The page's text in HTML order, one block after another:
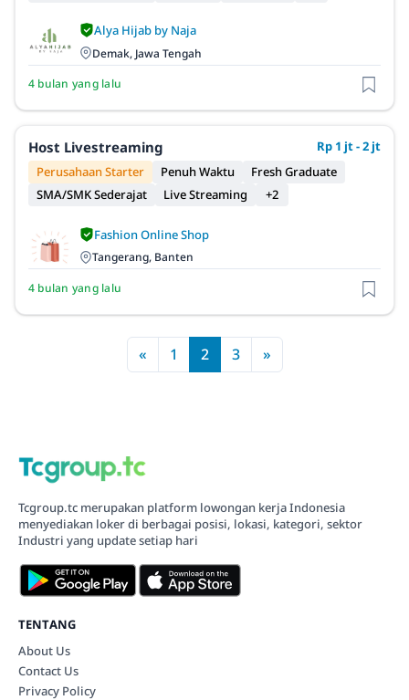
Alya Hijab by Naja
Demak, Jawa Tengah
4 bulan yang lalu
Host Livestreaming
Rp 1 jt - 2 jt
Perusahaan Starter
Penuh Waktu
Fresh Graduate
SMA/SMK Sederajat
Live Streaming +2
Fashion Online Shop
Tangerang, Banten
4 bulan yang lalu
« 1 2 3 »
Tcgroup.tc merupakan platform lowongan kerja Indonesia
menyediakan loker di berbagai posisi, lokasi, kategori, sektor
Industri yang update setiap hari
TENTANG
About Us
Contact Us
Privacy Policy